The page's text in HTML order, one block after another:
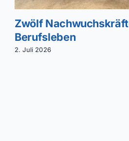
Zwölf
Berufsleben
2. Juli 2026